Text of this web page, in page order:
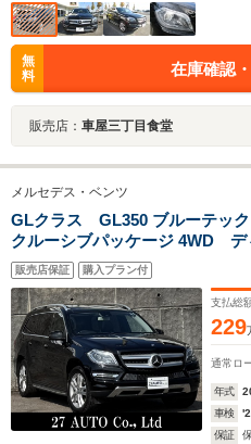
無
料
在庫確認
販売店： 車屋三丁目食堂
メルセデス・ベンツ
GLクラス GL350 ブルーテック
クルーシブパッケージ 4WD デ
ト/シートヒーター/パノラマサン
ラ/ルーフレール/純正ナビ/TV/
パワーバックドア/純正20AW
販売店保証 購入プラン付
支払総
229
通常ロ
年式
車検
保証